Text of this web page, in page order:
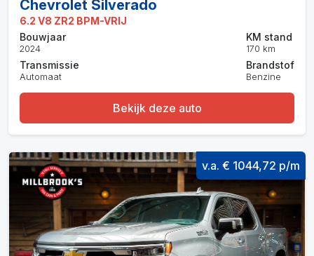
Chevrolet Silverado
6.2 V8 ZR2 BPM-VRIJ
Bouwjaar
2024
Transmissie
Automaat
KM stand
170 km
Brandstof
Benzine
Bekijk deze auto
v.a. € 1044,72 p/m